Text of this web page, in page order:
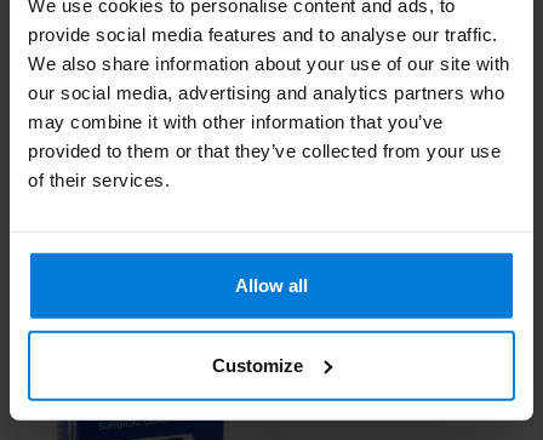
We use cookies to personalise content and ads, to
provide social media features and to analyse our traffic.
We also share information about your use of our site with
our social media, advertising and analytics partners who
may combine it with other information that you’ve
provided to them or that they’ve collected from your use
of their services.
Allow all
Customize
Heb je vragen over dit product?
Of heb je hulp nodig bij je bestelling? Neem contact op via
mail met onzeKlantenserviceof bel+31 (0)30 203 59 02
Recent bekeken